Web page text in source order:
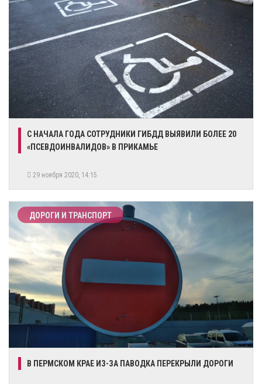
​С НАЧАЛА ГОДА СОТРУДНИКИ ГИБДД ВЫЯВИЛИ БОЛЕЕ 20
«ПСЕВДОИНВАЛИДОВ» В ПРИКАМЬЕ
29 ноября 2020, 14:15
ДОРОГИ И ТРАНСПОРТ
​В ПЕРМСКОМ КРАЕ ИЗ-ЗА ПАВОДКА ПЕРЕКРЫЛИ ДОРОГИ